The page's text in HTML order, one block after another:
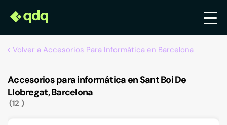
Volver a Accesorios Para Informática en Barcelona
Accesorios para informática en Sant Boi De
Llobregat, Barcelona
12